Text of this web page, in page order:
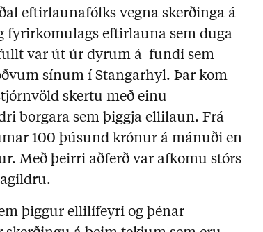
eftirlaunafólks vegna skerðinga á
eftirlauna sem duga
var út úr dyrum á fundi sem
sínum í Stangarhyl. Þar kom
skertu með einu
borgara sem þiggja ellilaun. Frá
100 þúsund krónur á mánuði en
Með þeirri aðferð var afkomu stórs
þiggur ellilífeyri og þénar